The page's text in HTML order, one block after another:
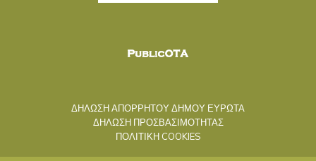
ΔΗΛΩΣΗ ΑΠΟΡΡΗΤΟΥ ΔΗΜΟΥ ΕΥΡΩΤΑ
ΔΗΛΩΣΗ ΠΡΟΣΒΑΣΙΜΟΤΗΤΑΣ
ΠΟΛΙΤΙΚΗ COOKIES